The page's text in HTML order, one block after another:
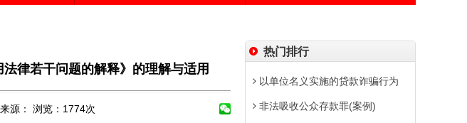
律若干问题的解释》的理解与适用
源： 浏览： 1774次
热门排行
以单位名义实施的贷款诈骗行为
非法吸收公众存款罪(案例)